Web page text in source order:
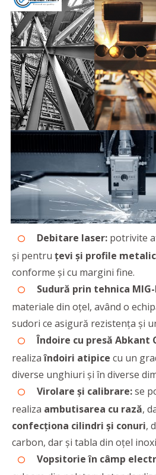
Debitare laser: potrivite
şi pentru ţevi şi profile
conforme și cu margini fine.
Sudură prin tehnica MIG-
materiale din oțel, având o
sudori ce asigură rezistenţa şi
Îndoire cu presă Abkant
realizaîndoiri atipice cu un
diverse unghiuri şi în diverse
Virolare şi calibrare:se
realiza ambutisarea cu rază,
confecţiona cilindri şi conuri,
carbon, dar şi tabla din oţel
Vopsitorie în câmp